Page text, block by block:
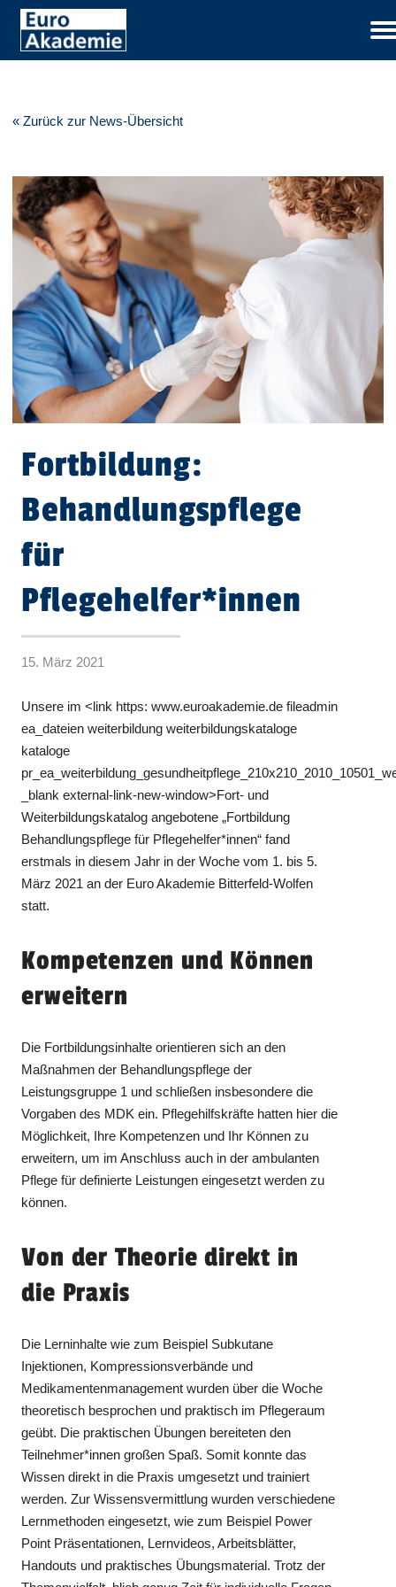
« Zurück zur News-Übersicht
Fortbildung:
Behandlungspflege
für
Pflegehelfer*innen
15. März 2021
Unsere im <link https: www.euroakademie.de fileadmin
ea_dateien weiterbildung weiterbildungskataloge
kataloge
_blank external-link-new-window>Fort- und
Weiterbildungskatalog angebotene „Fortbildung
Behandlungspflege für Pflegehelfer*innen“ fand
erstmals in diesem Jahr in der Woche vom 1. bis 5.
März 2021 an der Euro Akademie Bitterfeld-Wolfen
statt.
Kompetenzen und Können
erweitern
Die Fortbildungsinhalte orientieren sich an den
Maßnahmen der Behandlungspflege der
Leistungsgruppe 1 und schließen insbesondere die
Vorgaben des MDK ein. Pflegehilfskräfte hatten hier die
Möglichkeit, Ihre Kompetenzen und Ihr Können zu
erweitern, um im Anschluss auch in der ambulanten
Pflege für definierte Leistungen eingesetzt werden zu
können.
Von der Theorie direkt in
die Praxis
Die Lerninhalte wie zum Beispiel Subkutane
Injektionen, Kompressionsverbände und
Medikamentenmanagement wurden über die Woche
theoretisch besprochen und praktisch im Pflegeraum
geübt. Die praktischen Übungen bereiteten den
Teilnehmer*innen großen Spaß. Somit konnte das
Wissen direkt in die Praxis umgesetzt und trainiert
werden. Zur Wissensvermittlung wurden verschiedene
Lernmethoden eingesetzt, wie zum Beispiel Power
Point Präsentationen, Lernvideos, Arbeitsblätter,
Handouts und praktisches Übungsmaterial. Trotz der